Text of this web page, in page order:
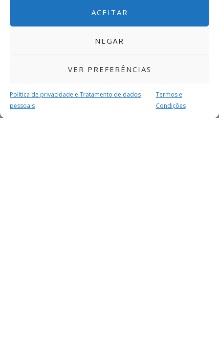
ACEITAR
NEGAR
VER PREFERÊNCIAS
Política de privacidade e Tratamento de dados
pessoais
Termos e
Condições